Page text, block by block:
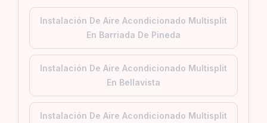
Instalación De Aire Acondicionado Multisplit
En Barriada De Pineda
Instalación De Aire Acondicionado Multisplit
En Bellavista
Instalación De Aire Acondicionado Multisplit